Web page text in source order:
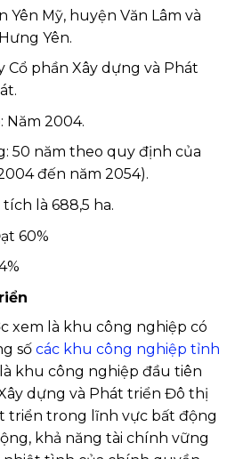
Yên Mỹ, huyện Văn Lâm và
Yên.
Cổ phần Xây dựng và Phát
Năm 2004.
50 năm theo quy định của
đến năm 2054).
là 688,5 ha.
60%
xem là khu công nghiệp có
số các khu công nghiệp tỉnh
khu công nghiệp đầu tiên
dựng và Phát triển Đô thị
triển trong lĩnh vực bất động
khả năng tài chính vững